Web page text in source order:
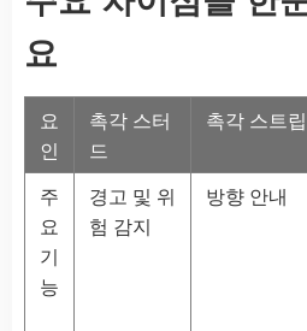
요
요
인
촉각 스터
드
촉각 스트립
주
요
기
능
경고 및 위
험 감지
방향 안내